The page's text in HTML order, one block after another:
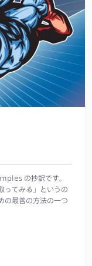
の抄訳です。
ってみる」というの
の最善の方法の一つ